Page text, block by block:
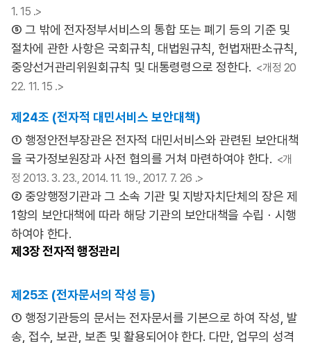
1. 15 .>
⑤ 그 밖에 전자정부서비스의 통합 또는 폐기 등의 기준 및
절차에 관한 사항은 국회규칙, 대법원규칙, 헌법재판소규칙,
중앙선거관리위원회규칙 및 대통령령으로 정한다. <개정 20
22. 11. 15 .>
제24조 (전자적 대민서비스 보안대책)
① 행정안전부장관은 전자적 대민서비스와 관련된 보안대책
을 국가정보원장과 사전 협의를 거쳐 마련하여야 한다. <개
정 2013. 3. 23., 2014. 11. 19., 2017. 7. 26 .>
② 중앙행정기관과 그 소속 기관 및 지방자치단체의 장은 제
1항의 보안대책에 따라 해당 기관의 보안대책을 수립ㆍ시행
하여야 한다.
제3장전자적 행정관리
제25조 (전자문서의 작성 등)
① 행정기관등의 문서는 전자문서를 기본으로 하여 작성, 발
송, 접수, 보관, 보존 및 활용되어야 한다. 다만, 업무의 성격